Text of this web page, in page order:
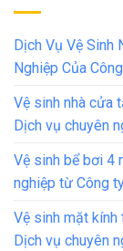
Dịch Vụ Vệ Sinh
Nghiệp Của
Vệ sinh nhà cửa
Dịch vụ chuyên
Vệ sinh bể bơi 4
nghiệp từ Công
Vệ sinh mặt kính
Dịch vụ chuyên